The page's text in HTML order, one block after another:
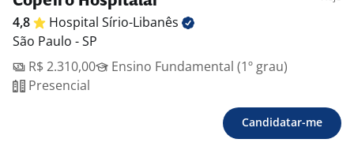
4,8 Hospital Sírio-Libanês
São Paulo - SP
R$ 2.310,00
Ensino Fundamental (1º grau)
Presencial
Candidatar-me